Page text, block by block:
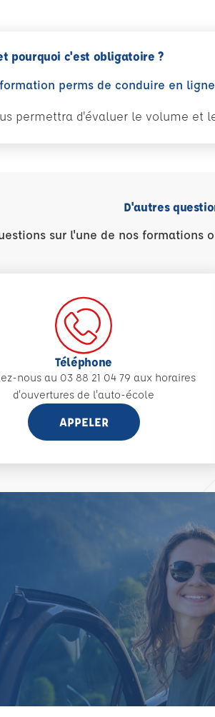
pourquoi c'est obligatoire ?
perms de conduire en
permettra d'évaluer le volume
D'autres
sur l'une de nos formations
Téléphone
nous au 03 88 21 04 79 aux horaires
d'ouvertures de l'auto-école
APPELER